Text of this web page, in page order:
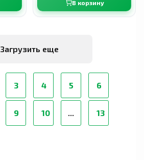
В корзину
Загрузить еще
3 4 5 6
9 10 ... 13